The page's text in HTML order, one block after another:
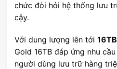
chức đòi hỏi hệ thống lưu
cậy.
Với dung lượng lên tới 16TB
Gold 16TB đáp ứng nhu
người dùng lưu trữ hàng